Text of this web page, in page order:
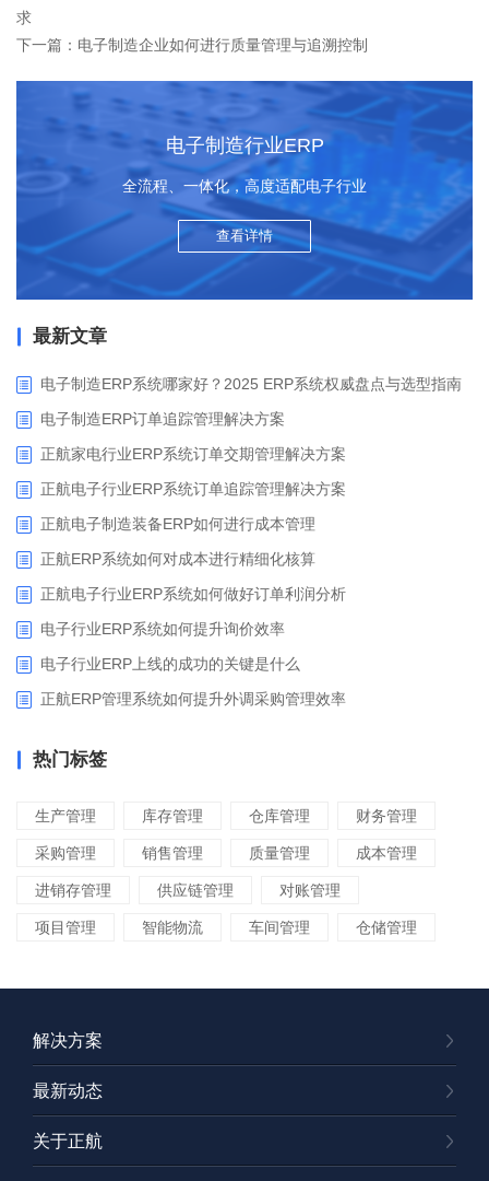
求
下一篇：电子制造企业如何进行质量管理与追溯控制
电子制造行业ERP
全流程、一体化，高度适配电子行业
查看详情
最新文章
电子制造ERP系统哪家好？2025 ERP系统权威盘点与选型指南
电子制造ERP订单追踪管理解决方案
正航家电行业ERP系统订单交期管理解决方案
正航电子行业ERP系统订单追踪管理解决方案
正航电子制造装备ERP如何进行成本管理
正航ERP系统如何对成本进行精细化核算
正航电子行业ERP系统如何做好订单利润分析
电子行业ERP系统如何提升询价效率
电子行业ERP上线的成功的关键是什么
正航ERP管理系统如何提升外调采购管理效率
热门标签
生产管理 库存管理 仓库管理 财务管理
采购管理 销售管理 质量管理 成本管理
进销存管理 供应链管理 对账管理
项目管理 智能物流 车间管理 仓储管理
解决方案
最新动态
关于正航